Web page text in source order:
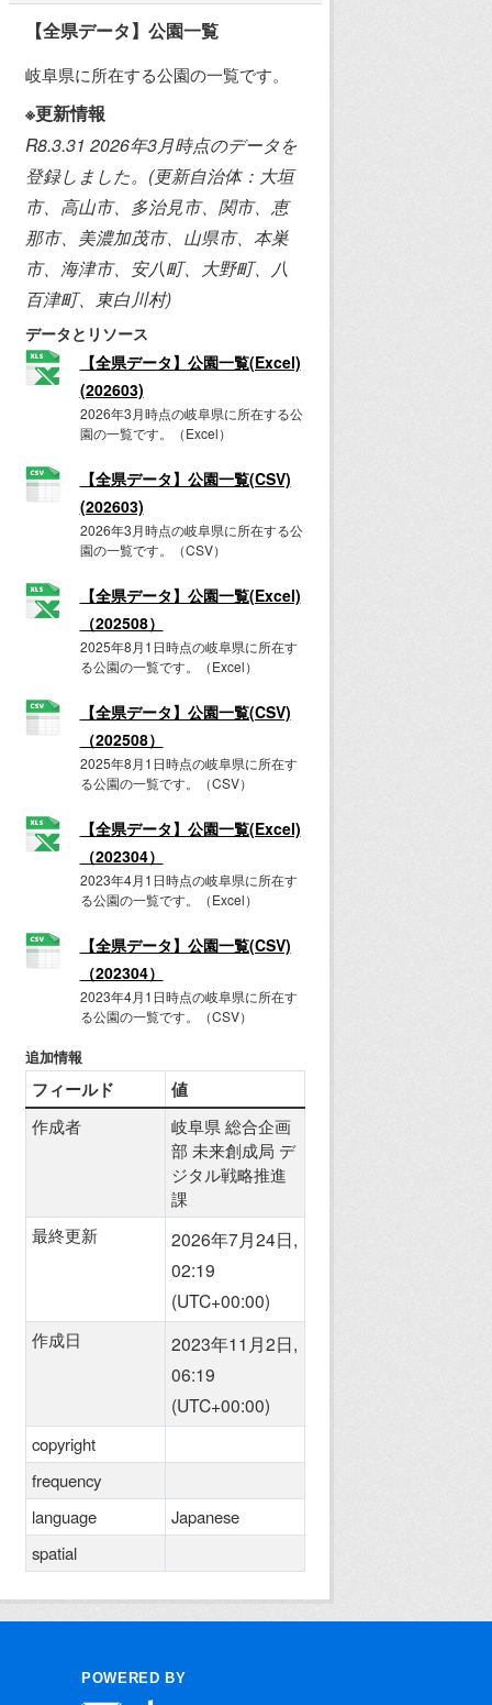
【全県データ】公園一覧
岐阜県に所在する公園の一覧です。
※更新情報
R8.3.31 2026年3月時点のデータを
登録しました。(更新自治体：大垣
市、高山市、多治見市、関市、恵
那市、美濃加茂市、山県市、本巣
市、海津市、安八町、大野町、八
百津町、東白川村)
データとリソース
【全県データ】公園一覧(Excel)
(202603)
2026年3月時点の岐阜県に所在する公
園の一覧です。（Excel）
【全県データ】公園一覧(CSV)
(202603)
2026年3月時点の岐阜県に所在する公
園の一覧です。（CSV）
【全県データ】公園一覧(Excel)
（202508）
2025年8月1日時点の岐阜県に所在す
る公園の一覧です。（Excel）
【全県データ】公園一覧(CSV)
（202508）
2025年8月1日時点の岐阜県に所在す
る公園の一覧です。（CSV）
【全県データ】公園一覧(Excel)
（202304）
2023年4月1日時点の岐阜県に所在す
る公園の一覧です。（Excel）
【全県データ】公園一覧(CSV)
（202304）
2023年4月1日時点の岐阜県に所在す
る公園の一覧です。（CSV）
追加情報
フィールド 値
作成者
岐阜県 総合企画
部 未来創成局 デ
ジタル戦略推進
課
最終更新
2026年7月24日,
02:19
(UTC+00:00)
作成日
2023年11月2日,
06:19
(UTC+00:00)
copyright
frequency
language
Japanese
spatial
POWERED BY